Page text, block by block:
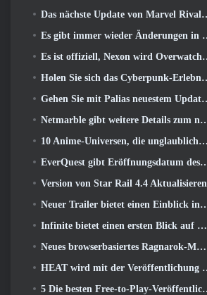
Das nächste Update von Marvel Rivals führt den Kampf zu den Göttern
Es gibt immer wieder Änderungen in RuneScape. Diesmal handelt es sich um Spielerunterkünfte
Es ist offiziell, Nexon wird Overwatch künftig in Südkorea veröffentlichen
Holen Sie sich das Cyberpunk-Erlebnis, Komplett mit Cyberpsychose, Im nächsten Crossover-Event von Apex Legends
Gehen Sie mit Palias neuestem Update an den Strand
Netmarble gibt weitere Details zum nächsten Solo-Leveling-Spiel bekannt, Solo-Leveling: KARMA auf der Anime Expo
10 Anime-Universen, die unglaubliche MMOs ergeben würden
EverQuest gibt Eröffnungsdatum des zweiten bekannt 2026 Zeitlich begrenzter Erweiterungsserver
Version von Star Rail 4.4 Aktualisieren
Neuer Trailer bietet einen Einblick in das Gameplay in Silver Palace
Infinite bietet einen ersten Blick auf den Meerjungfrauen-ähnlichen Helden, der in SS13 erscheint: Nachlicht
Neues browserbasiertes Ragnarok-MMORPG, Ragnarok-Universum angekündigt
HEAT wird mit der Veröffentlichung einer neuen Wüstenkarte heißer
5 Die besten Free-to-Play-Veröffentlichungen von 2025, Lohnt es sich noch, in ihnen zu spielen? 2026?